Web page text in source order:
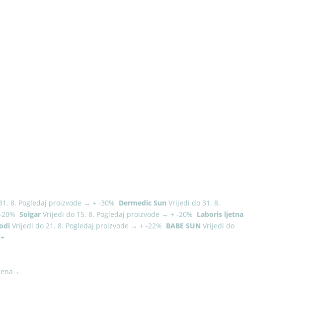
8. Pogledaj proizvode → + -30% Dermedic Sun Vrijedi do 31. 8.
20% Solgar Vrijedi do 15. 8. Pogledaj proizvode → + -20% Laboris ljetna
Vrijedi do 21. 8. Pogledaj proizvode → + -22% BABE SUN Vrijedi do
+
→